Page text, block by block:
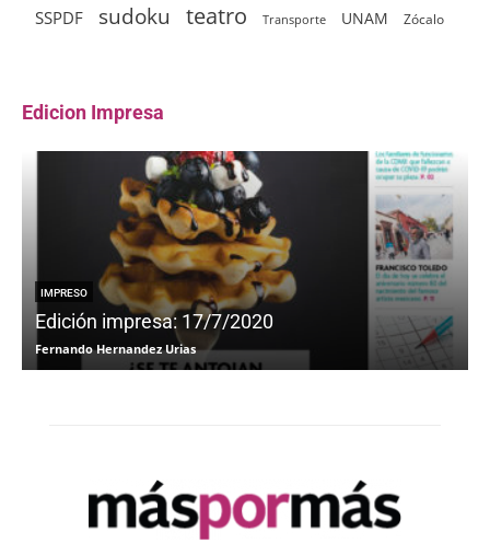
SSPDF sudoku teatro Transporte UNAM Zócalo
Edicion Impresa
IMPRESO
Edición impresa: 17/7/2020
Fernando Hernandez Urias